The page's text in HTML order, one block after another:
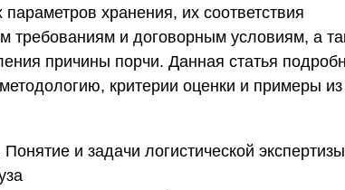
параметров хранения, их соответствия
требованиям и договорным условиям, а
причины порчи. Данная статья
критерии оценки и примеры из
и задачи логистической экспертизы